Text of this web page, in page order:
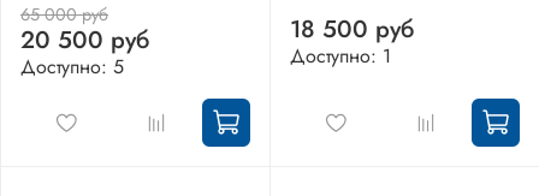
65 000 руб
20 500 руб
Доступно: 5
18 500 руб
Доступно: 1